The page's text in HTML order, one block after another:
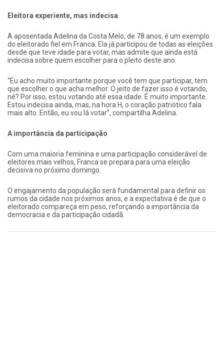
Eleitora experiente, mas indecisa
A aposentada Adelina da Costa Melo, de 78 anos, é um exemplo
do eleitorado fiel em Franca. Ela já participou de todas as eleições
desde que teve idade para votar, mas admite que ainda está
indecisa sobre quem escolher para o pleito deste ano.
“Eu acho muito importante porque você tem que participar, tem
que escolher o que acha melhor. O jeito de fazer isso é votando,
né? Por isso, estou votando até essa idade. É muito importante.
Estou indecisa ainda, mas, na hora H, o coração patriótico fala
mais alto. Então, eu vou lá votar”, compartilha Adelina.
A importância da participação
Com uma maioria feminina e uma participação considerável de
eleitores mais velhos, Franca se prepara para uma eleição
decisiva no próximo domingo.
O engajamento da população será fundamental para definir os
rumos da cidade nos próximos anos, e a expectativa é de que o
eleitorado compareça em peso, reforçando a importância da
democracia e da participação cidadã.